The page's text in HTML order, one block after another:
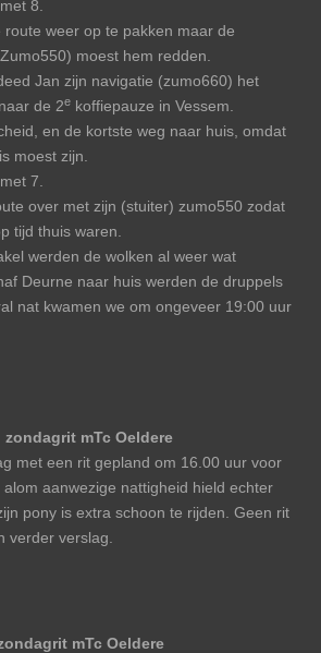
8.
weer op te pakken maar de
moest hem redden.
Jan zijn navigatie (zumo660) het
de 2e koffiepauze in Vessem.
en de kortste weg naar huis, omdat
moest zijn.
7.
over met zijn (stuiter) zumo550 zodat
tijd thuis waren.
werden de wolken al weer wat
Deurne naar huis werden de druppels
nat kwamen we om ongeveer 19:00 uur
mTc Oeldere
met een rit gepland om 16.00 uur voor
aanwezige nattigheid hield echter
pony is extra schoon te rijden. Geen rit
verder verslag.
mTc Oeldere